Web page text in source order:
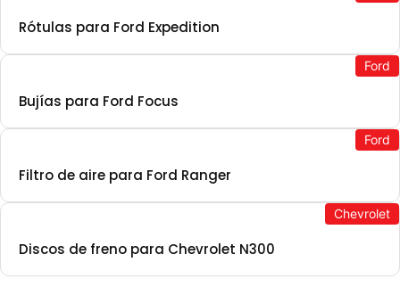
Rótulas para Ford Expedition
Ford
Bujías para Ford Focus
Ford
Filtro de aire para Ford Ranger
Chevrolet
Discos de freno para Chevrolet N300